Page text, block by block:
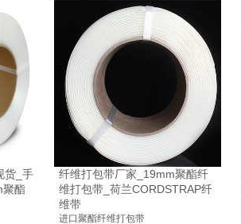
货_手
聚酯
纤维打包带厂家_19mm聚酯纤
维打包带_荷兰CORDSTRAP纤
维带
进口聚酯纤维打包带